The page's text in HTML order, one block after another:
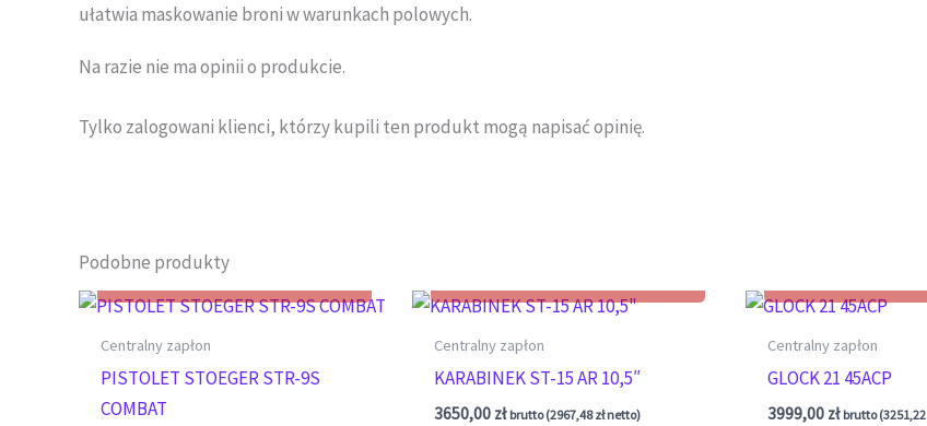
ułatwia maskowanie broni w warunkach polowych.
Na razie nie ma opinii o produkcie.
Tylko zalogowani klienci, którzy kupili ten produkt mogą napisać opinię.
Podobne produkty
Centralny zapłon
PISTOLET STOEGER STR-9S
COMBAT
Centralny zapłon
KARABINEK ST-15 AR 10,5″
3650,00 zł brutto (2967,48złnetto)
Centralny zapłon
GLOCK 21 45ACP
3999,00 zł brutto (3251,22